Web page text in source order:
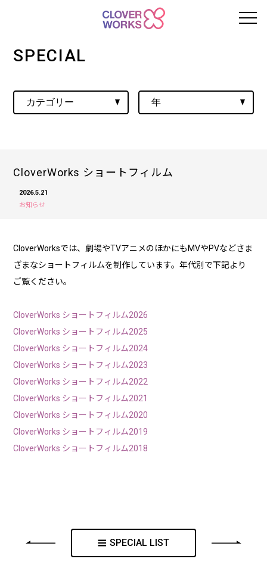
SPECIAL
CloverWorks ショートフィルム
2026.5.21
お知らせ
CloverWorksでは、劇場やTVアニメのほかにもMVやPVなどさま
ざまなショートフィルムを制作しています。年代別で下記より
ご覧ください。
CloverWorks ショートフィルム2026
CloverWorks ショートフィルム2025
CloverWorks ショートフィルム2024
CloverWorks ショートフィルム2023
CloverWorks ショートフィルム2022
CloverWorks ショートフィルム2021
CloverWorks ショートフィルム2020
CloverWorks ショートフィルム2019
CloverWorks ショートフィルム2018
SPECIAL LIST